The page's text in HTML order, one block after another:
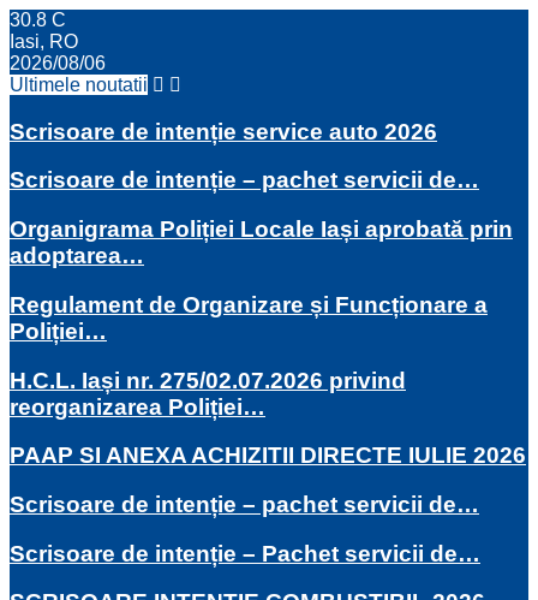
30.8 C
Iasi, RO
2026/08/06
Ultimele noutatii
Scrisoare de intenție service auto 2026
Scrisoare de intenție – pachet servicii de…
Organigrama Poliției Locale Iași aprobată prin
adoptarea…
Regulament de Organizare și Funcționare a
Poliției…
H.C.L. Iași nr. 275/02.07.2026 privind
reorganizarea Poliției…
PAAP SI ANEXA ACHIZITII DIRECTE IULIE 2026
Scrisoare de intenție – pachet servicii de…
Scrisoare de intenție – Pachet servicii de…